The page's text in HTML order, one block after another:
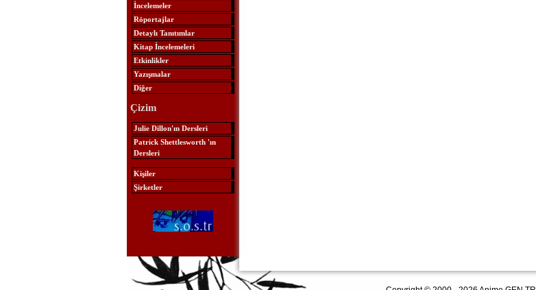
İncelemeler
Röportajlar
Detaylı Tanıtımlar
Kitap İncelemeleri
Etkinlikler
Yazışmalar
Diğer
Çizim
Julie Dillon'ın Dersleri
Patrick Shettlesworth 'ın
Dersleri
Kişiler
Şirketler